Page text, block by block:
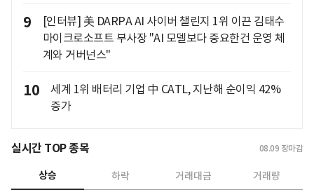
9
[인터뷰] 美 DARPA AI 사이버 챌린지 1위 이끈 김태수
마이크로소프트 부사장 "AI 모델보다 중요한건 운영 체
계와 거버넌스"
10
세계 1위 배터리 기업 中 CATL, 지난해 순이익 42%
증가
실시간 TOP 종목 08.09 장마감
상승 하락 거래대금 거래량